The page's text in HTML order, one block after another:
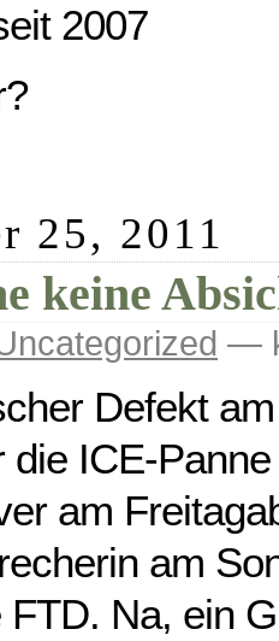
2007
25, 2011
keine
—
Defekt
die ICE-
am
am
Na, ein